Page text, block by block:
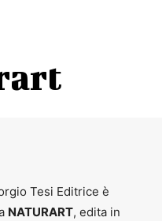
Tesi Editrice è
NATURART, edita in